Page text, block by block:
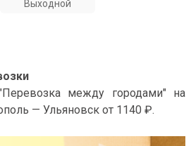
Выходной
между городами" на
— Ульяновск от 1140 ₽.